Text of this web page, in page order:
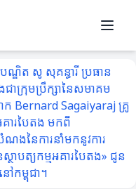
ឌិត សូ សុគន្ធារី ប្រធាន
ជាក្រុមប្រឹក្សានៃសមាគម
ក Bernard Sagaiyaraj គ្រូ
ារបៃតង មកពី
នៃការនាំមកនូវការ
ថាបត្យកម្មអគារបៃតង» ជូន
ៅកម្ពុជា។